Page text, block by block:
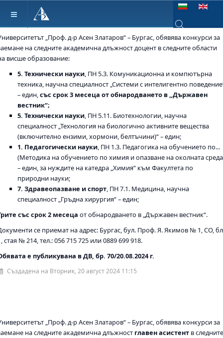
Изберете език
Type 2 or more
„Проф. д-р Асен Златаров“ – Бургас, обявява конкурси за
на следните академична длъжност доцент в следните области
висше образование:
5. Технически науки, ПН 5.3. Комуникационна и компютърна
техника, научна специалност „Системи с интелигентно
– един,със срок 3 месеца от обнародването в „Държавен
вестник“;
5. Технически науки, ПН 5.11. Биотехнологии, научна
специалност „Технология на биологично активните вещества
(включително ензими, хормони, белтъчини)“ – един;
1. Педагогически науки, ПН 1.3. Педагогика на обучението по...
(Методика на обучението по химия и опазване на околната
– един, за нуждите на катедра „Химия“ към Факултета по
природни науки;
7. Здравеопазване и спорт, ПН 7.1. Медицина, научна
специалност „Гръдна хирургия“ – един;
със срок 2 месеца от обнародването в „Държавен вестник“.
се приемат на адрес: Бургас, бул. Проф. Я. Якимов № 1, СО,
стая № 214, тел.: 056 715 725 или 0889 699 918.
е публикувана в ДВ, бр. 70/20.08.2024 г.
Създадена на Вторник, 20 август 2024 11:15
„Проф. д-р Асен Златаров“ – Бургас, обявява конкурси за
на следните академична длъжност главен асистент в следните